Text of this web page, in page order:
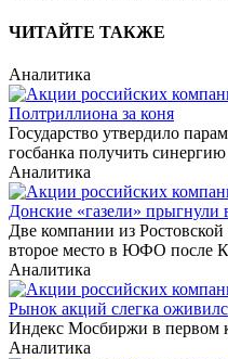
ЧИТАЙТЕ ТАКЖЕ
Аналитика
Полтриллиона за коня
Государство утвердило
госбанка получить
Аналитика
Донские «газели» прыгнули
Две компании из
второе место в ЮФО после
Аналитика
Рынок акций слегка
Индекс Мосбиржи в первом
Аналитика